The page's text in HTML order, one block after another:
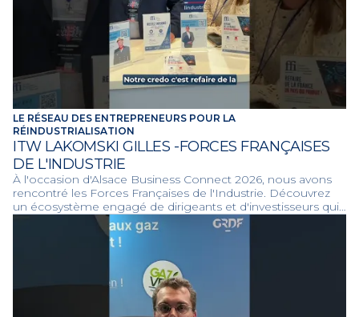
LE RÉSEAU DES ENTREPRENEURS POUR LA
RÉINDUSTRIALISATION
ITW LAKOMSKI GILLES -FORCES FRANÇAISES
DE L'INDUSTRIE
À l'occasion d'Alsace Business Connect 2026, nous avons
rencontré les Forces Françaises de l'Industrie. Découvrez
un écosystème engagé de dirigeants et d'investisseurs qui
unissent leurs forces pour valoriser le fabriqué en France et
redynamiser l'économie des territoires.